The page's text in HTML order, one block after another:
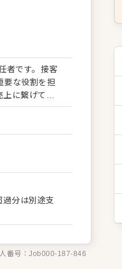
者です。接客
要な役割を担
に繋げてい
はのアイデア
マネジメン
してスター
分は別途支
番号：Job000-187-846